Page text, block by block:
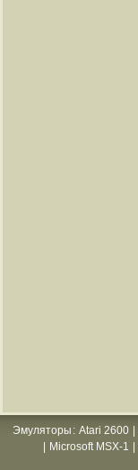
Эмуляторы : Atari 2600
Microsoft MSX-1